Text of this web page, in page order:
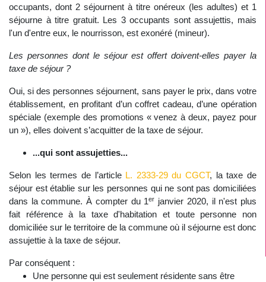
occupants, dont 2 séjournent à titre onéreux (les adultes) et 1
séjourne à titre gratuit. Les 3 occupants sont assujettis, mais
l'un d'entre eux, le nourrisson, est exonéré (mineur).
Les personnes dont le séjour est offert doivent-elles payer la
taxe de séjour ?
Oui, si des personnes séjournent, sans payer le prix, dans votre
établissement, en profitant d’un coffret cadeau, d’une opération
spéciale (exemple des promotions « venez à deux, payez pour
un »), elles doivent s’acquitter de la taxe de séjour.
...qui sont assujetties...
Selon les termes de l’article L. 2333-29 du CGCT, la taxe de
séjour est établie sur les personnes qui ne sont pas domiciliées
dans la commune. À compter du 1er janvier 2020, il n'est plus
fait référence à la taxe d'habitation et toute personne non
domiciliée sur le territoire de la commune où il séjourne est donc
assujettie à la taxe de séjour.
Par conséquent :
Une personne qui est seulement résidente sans être